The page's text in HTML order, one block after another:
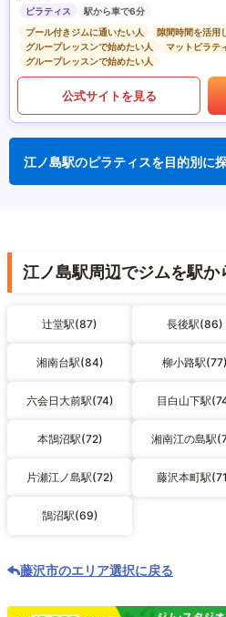
ピラティス
駅から車で6分
プール付きジムに通いたい人
隙間時間を活用
グループレッスンで始めたい人
マットピラテ
グループレッスンで始めたい人
公式サイトを見る
江ノ島駅のピラティスを目的別に
江ノ島駅周辺でジムを駅か
辻堂駅(87) 長後駅(86)
湘南台駅(84) 柳小路駅(77)
六会日大前駅(74) 目白山下駅
本鵠沼駅(72) 湘南江の島駅
片瀬江ノ島駅(72) 藤沢本町駅
鵠沼駅(69)
藤沢市のエリア選択に戻る